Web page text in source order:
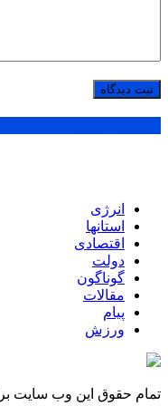
انرژی
استانها
اقتصادی
دولت
گوناگون
مقالات
پیام
ورزش
تمام حقوق این وب سایت